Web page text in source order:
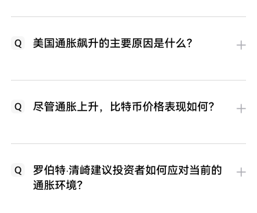
Q 美国通胀飙升的主要原因是什么？
Q 尽管通胀上升，比特币价格表现如何？
Q
罗伯特·清崎建议投资者如何应对当前的
通胀环境？